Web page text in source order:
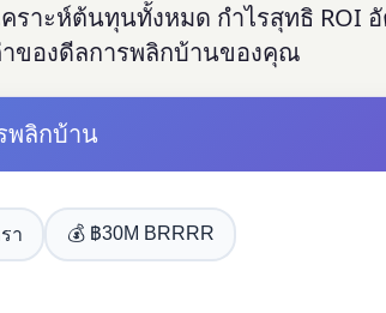
ราะห์ต้นทุนทั้งหมด กำไรสุทธิ ROI
าของดีลการพลิกบ้านของคุณ
พลิกบ้าน
า 💰 ฿30M BRRRR